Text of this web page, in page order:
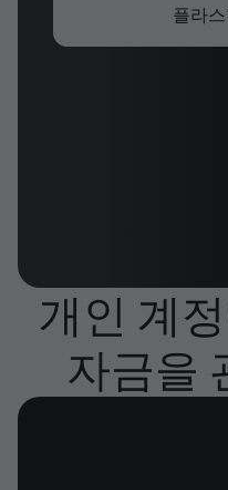
플라
개인 계
자금을